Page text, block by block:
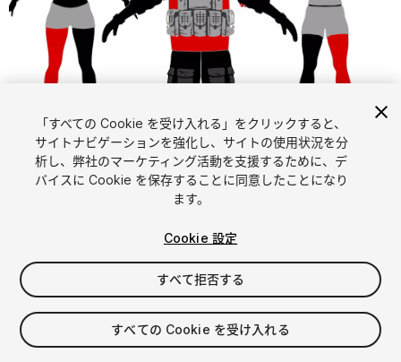
1/ 9
FREE
in the past week
「すべての Cookie を受け入れる」をクリックすると、
サイトナビゲーションを強化し、サイトの使用状況を分
析し、弊社のマーケティング活動を支援するために、デ
バイスに Cookie を保存することに同意したことになり
ます。
Cookie 設定
すべて拒否する
すべての Cookie を受け入れる